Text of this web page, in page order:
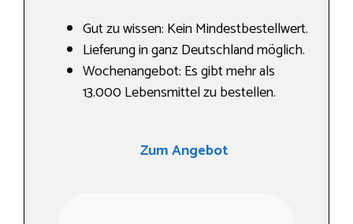
Gut zu wissen: Kein Mindestbestellwert.
Lieferung in ganz Deutschland möglich.
Wochenangebot: Es gibt mehr als
13.000 Lebensmittel zu bestellen.
Zum Angebot